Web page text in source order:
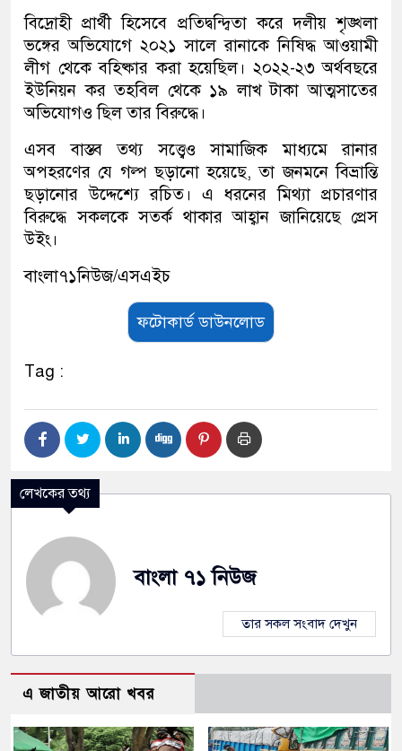
বিদ্রোহী প্রার্থী হিসেবে প্রতিদ্বন্দ্বিতা করে দলীয় শৃঙ্খলা
ভঙ্গের অভিযোগে ২০২১ সালে রানাকে নিষিদ্ধ আওয়ামী
লীগ থেকে বহিষ্কার করা হয়েছিল। ২০২২-২৩ অর্থবছরে
ইউনিয়ন কর তহবিল থেকে ১৯ লাখ টাকা আত্মসাতের
অভিযোগও ছিল তার বিরুদ্ধে।
এসব বাস্তব তথ্য সত্ত্বেও সামাজিক মাধ্যমে রানার
অপহরণের যে গল্প ছড়ানো হয়েছে, তা জনমনে বিভ্রান্তি
ছড়ানোর উদ্দেশ্যে রচিত। এ ধরনের মিথ্যা প্রচারণার
বিরুদ্ধে সকলকে সতর্ক থাকার আহ্বান জানিয়েছে প্রেস
উইং।
বাংলা৭১নিউজ/এসএইচ
ফটোকার্ড ডাউনলোড
Tag :
লেখকের তথ্য
বাংলা ৭১ নিউজ
তার সকল সংবাদ দেখুন
এ জাতীয় আরো খবর